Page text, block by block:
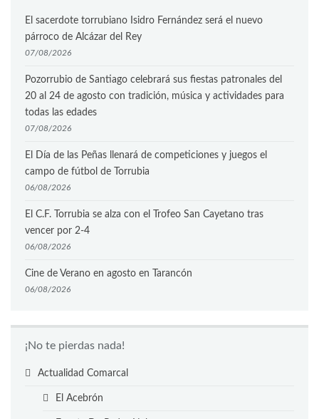
El sacerdote torrubiano Isidro Fernández será el nuevo
párroco de Alcázar del Rey
07/08/2026
Pozorrubio de Santiago celebrará sus fiestas patronales del
20 al 24 de agosto con tradición, música y actividades para
todas las edades
07/08/2026
El Día de las Peñas llenará de competiciones y juegos el
campo de fútbol de Torrubia
06/08/2026
El C.F. Torrubia se alza con el Trofeo San Cayetano tras
vencer por 2-4
06/08/2026
Cine de Verano en agosto en Tarancón
06/08/2026
¡No te pierdas nada!
Actualidad Comarcal
El Acebrón